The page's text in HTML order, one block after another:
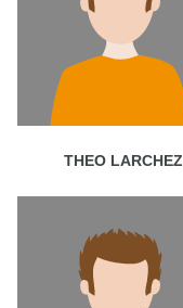
THEO LARCHEZ